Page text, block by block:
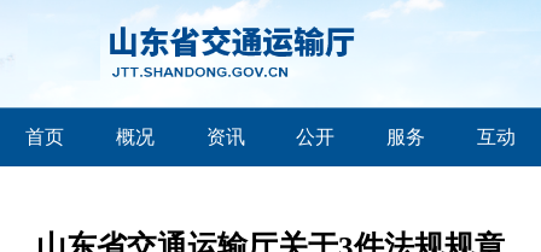
首页 概况 资讯 公开 服务 互动